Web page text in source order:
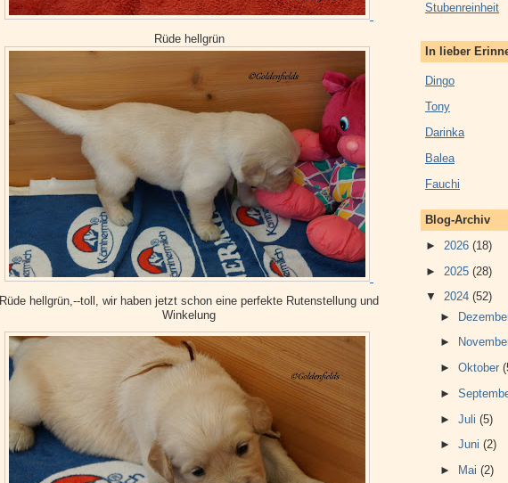
Rüde hellgrün
Rüde hellgrün,--toll, wir haben jetzt schon eine perfekte Rutenstellung und
Winkelung
Stubenreinheit
In lieber
Dingo
Tony
Darinka
Balea
Fauchi
Blog-Archiv
► 2026 (18)
► 2025 (28)
▼ 2024 (52)
►
►
► Oktober
►
► Juli (5)
► Juni (2)
►
Mai (2)